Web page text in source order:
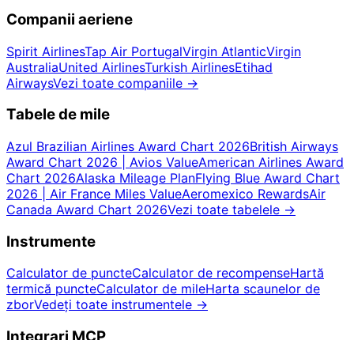
Companii aeriene
Spirit AirlinesTap Air PortugalVirgin AtlanticVirgin
AustraliaUnited AirlinesTurkish AirlinesEtihad
AirwaysVezi toate companiile →
Tabele de mile
Azul Brazilian Airlines Award Chart 2026British Airways
Award Chart 2026 | Avios ValueAmerican Airlines Award
Chart 2026Alaska Mileage PlanFlying Blue Award Chart
2026 | Air France Miles ValueAeromexico RewardsAir
Canada Award Chart 2026Vezi toate tabelele →
Instrumente
Calculator de puncteCalculator de recompenseHartă
termică puncteCalculator de mileHarta scaunelor de
zborVedeți toate instrumentele →